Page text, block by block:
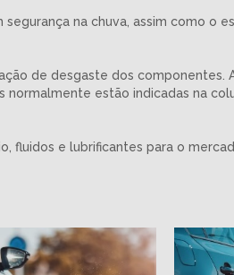
na chuva, assim como o
de desgaste dos componentes.
estão indicadas na
fluidos e lubrificantes para o